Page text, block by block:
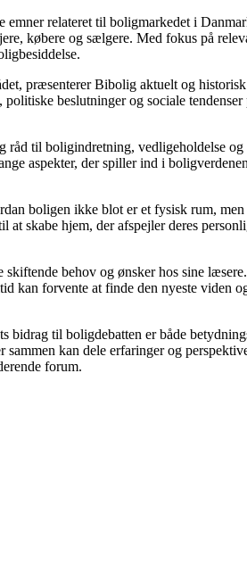
relateret til boligmarkedet i
købere og sælgere. Med fokus på
præsenterer Bibolig aktuelt og
beslutninger og sociale
til boligindretning, vedligeholdelse
aspekter, der spiller ind i
boligen ikke blot er et fysisk rum,
at skabe hjem, der afspejler deres
behov og ønsker hos sine
kan forvente at finde den nyeste viden
bidrag til boligdebatten er både
sammen kan dele erfaringer og
forum.